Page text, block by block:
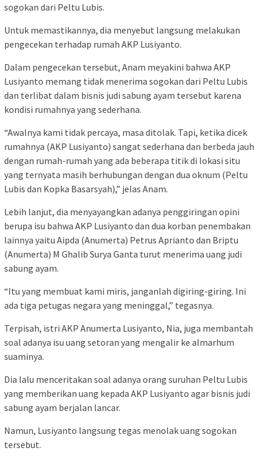
sogokan dari Peltu Lubis.
Untuk memastikannya, dia menyebut langsung melakukan
pengecekan terhadap rumah AKP Lusiyanto.
Dalam pengecekan tersebut, Anam meyakini bahwa AKP
Lusiyanto memang tidak menerima sogokan dari Peltu Lubis
dan terlibat dalam bisnis judi sabung ayam tersebut karena
kondisi rumahnya yang sederhana.
“Awalnya kami tidak percaya, masa ditolak. Tapi, ketika dicek
rumahnya (AKP Lusiyanto) sangat sederhana dan berbeda jauh
dengan rumah-rumah yang ada beberapa titik di lokasi situ
yang ternyata masih berhubungan dengan dua oknum (Peltu
Lubis dan Kopka Basarsyah),” jelas Anam.
Lebih lanjut, dia menyayangkan adanya penggiringan opini
berupa isu bahwa AKP Lusiyanto dan dua korban penembakan
lainnya yaitu Aipda (Anumerta) Petrus Aprianto dan Briptu
(Anumerta) M Ghalib Surya Ganta turut menerima uang judi
sabung ayam.
“Itu yang membuat kami miris, janganlah digiring-giring. Ini
ada tiga petugas negara yang meninggal,” tegasnya.
Terpisah, istri AKP Anumerta Lusiyanto, Nia, juga membantah
soal adanya isu uang setoran yang mengalir ke almarhum
suaminya.
Dia lalu menceritakan soal adanya orang suruhan Peltu Lubis
yang memberikan uang kepada AKP Lusiyanto agar bisnis judi
sabung ayam berjalan lancar.
Namun, Lusiyanto langsung tegas menolak uang sogokan
tersebut.